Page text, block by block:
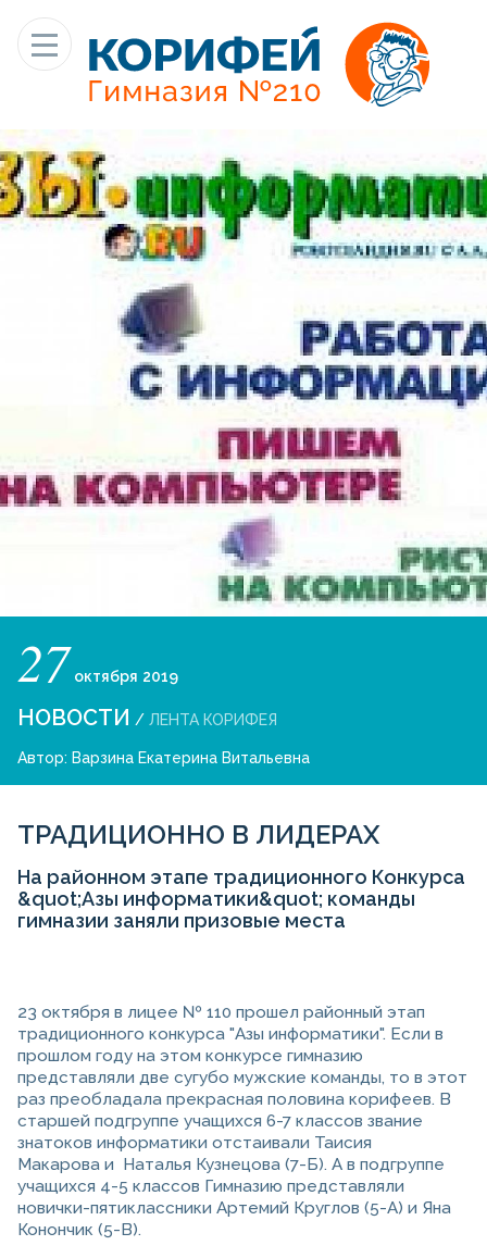
27 октября 2019
НОВОСТИ / ЛЕНТА КОРИФЕЯ
Автор: Варзина Екатерина Витальевна
ТРАДИЦИОННО В ЛИДЕРАХ
На районном этапе традиционного Конкурса
&quot;Азы информатики&quot; команды
гимназии заняли призовые места
23 октября в лицее № 110 прошел районный этап
традиционного конкурса "Азы информатики". Если в
прошлом году на этом конкурсе гимназию
представляли две сугубо мужские команды, то в этот
раз преобладала прекрасная половина корифеев. В
старшей подгруппе учащихся 6-7 классов звание
знатоков информатики отстаивали Таисия
Макарова и Наталья Кузнецова (7-Б). А в подгруппе
учащихся 4-5 классов Гимназию представляли
новички-пятиклассники Артемий Круглов (5-А) и Яна
Конончик (5-В).